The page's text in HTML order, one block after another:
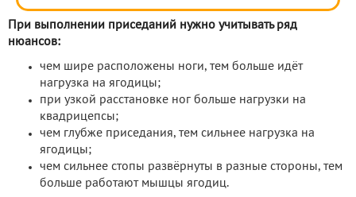
При выполнении приседаний нужно учитывать ряд
нюансов:
чем шире расположены ноги, тем больше идёт
нагрузка на ягодицы;
при узкой расстановке ног больше нагрузки на
квадрицепсы;
чем глубже приседания, тем сильнее нагрузка на
ягодицы;
чем сильнее стопы развёрнуты в разные стороны, тем
больше работают мышцы ягодиц.